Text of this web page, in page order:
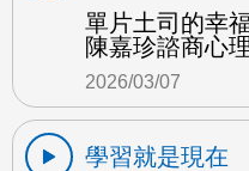
單片土司的幸
陳嘉珍諮商心
2026/03/07
學習就是現在